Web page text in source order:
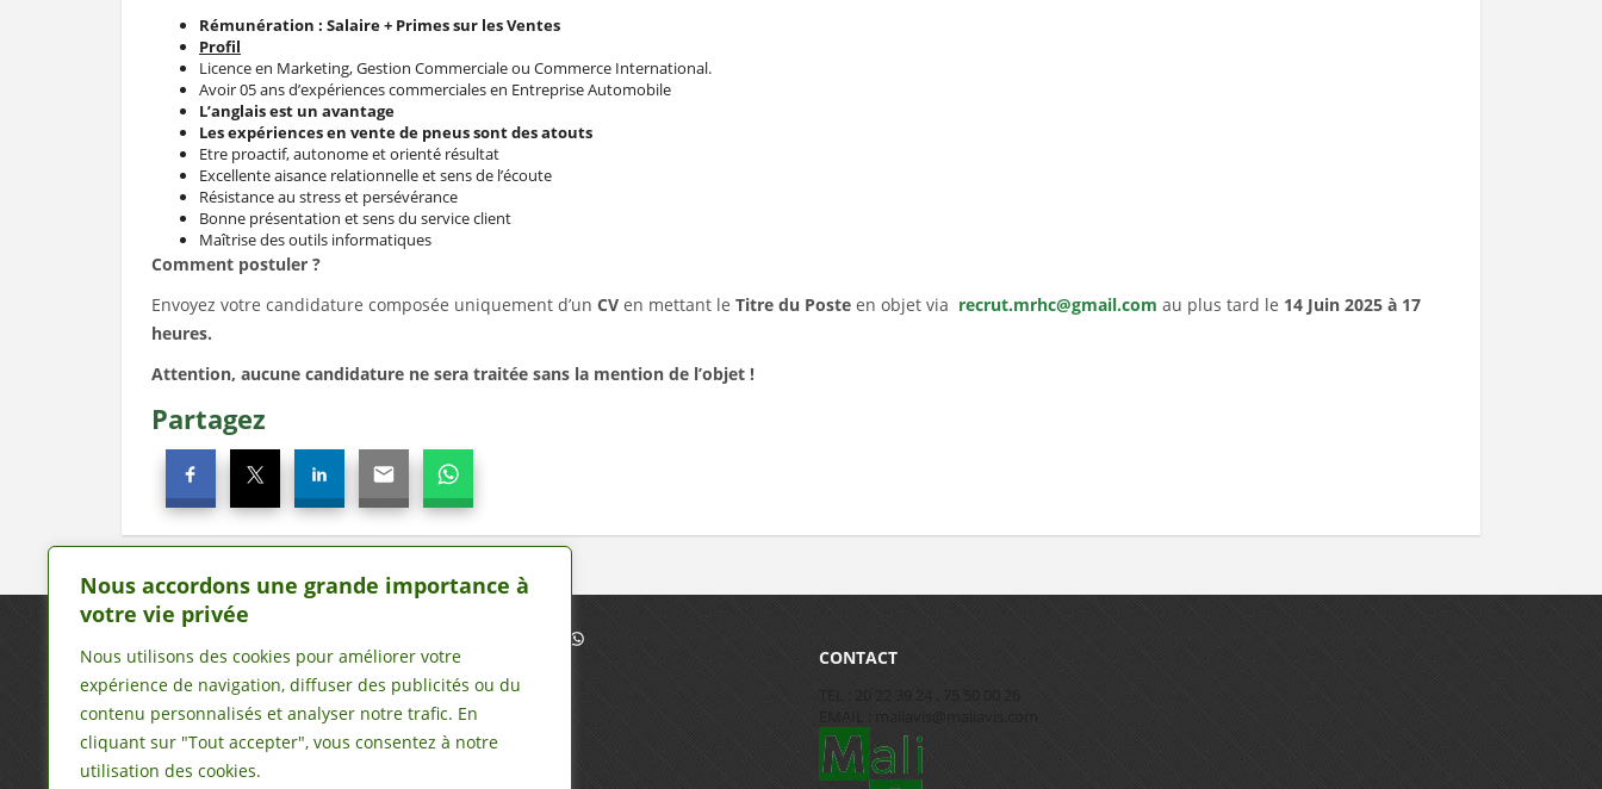
Nous accordons une grande importance à
votre vie privée
Nous utilisons des cookies pour améliorer votre
expérience de navigation, diffuser des publicités ou du
contenu personnalisés et analyser notre trafic. En
cliquant sur "Tout accepter", vous consentez à notre
utilisation des cookies.
Rémunération : Salaire + Primes sur les Ventes
Profil
Licence en Marketing, Gestion Commerciale ou Commerce International.
Avoir 05 ans d’expériences commerciales en Entreprise Automobile
L’anglais est un avantage
Les expériences en vente de pneus sont des atouts
Etre proactif, autonome et orienté résultat
Excellente aisance relationnelle et sens de l’écoute
Résistance au stress et persévérance
Bonne présentation et sens du service client
Maîtrise des outils informatiques
Comment postuler ?
Envoyez votre candidature composée uniquement d’un CV en mettant le Titre du Poste en objet via recrut.mrhc@gmail.com au plus tard le 14 Juin 2025 à 17
heures.
Attention, aucune candidature ne sera traitée sans la mention de l’objet !
Partagez
Nous écrire
maliavis@maliavis.com
CONTACT
TEL : 20 22 39 24 , 75 50 00 26
EMAIL : maliavis@maliavis.com